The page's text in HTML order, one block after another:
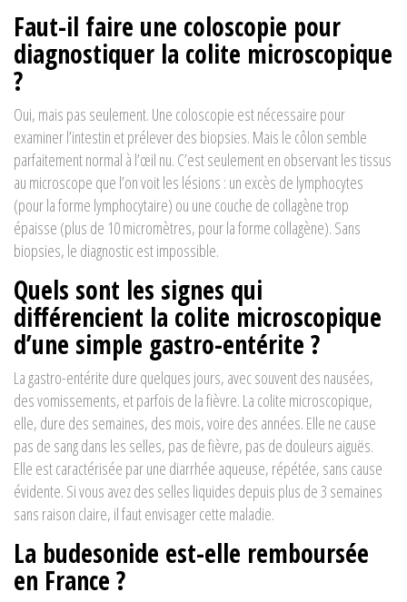
Faut-il faire une coloscopie pour
diagnostiquer la colite microscopique
?
Oui, mais pas seulement. Une coloscopie est nécessaire pour
examiner l’intestin et prélever des biopsies. Mais le côlon semble
parfaitement normal à l’œil nu. C’est seulement en observant les tissus
au microscope que l’on voit les lésions : un excès de lymphocytes
(pour la forme lymphocytaire) ou une couche de collagène trop
épaisse (plus de 10 micromètres, pour la forme collagène). Sans
biopsies, le diagnostic est impossible.
Quels sont les signes qui
différencient la colite microscopique
d’une simple gastro-entérite ?
La gastro-entérite dure quelques jours, avec souvent des nausées,
des vomissements, et parfois de la fièvre. La colite microscopique,
elle, dure des semaines, des mois, voire des années. Elle ne cause
pas de sang dans les selles, pas de fièvre, pas de douleurs aiguës.
Elle est caractérisée par une diarrhée aqueuse, répétée, sans cause
évidente. Si vous avez des selles liquides depuis plus de 3 semaines
sans raison claire, il faut envisager cette maladie.
La budesonide est-elle remboursée
en France ?